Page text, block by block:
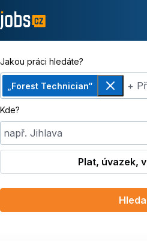
Jakou práci hledáte?
„Forest Technician“
Odebrat
+
Kde?
např. Jihlava
Plat, úvazek,